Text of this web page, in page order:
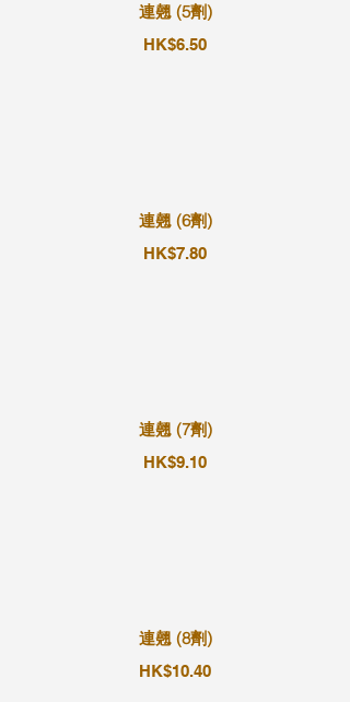
連翹 (5劑)
HK$6.50
連翹 (6劑)
HK$7.80
連翹 (7劑)
HK$9.10
連翹 (8劑)
HK$10.40